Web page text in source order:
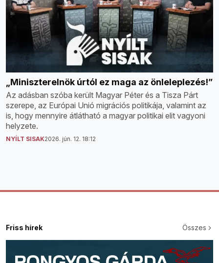
„Miniszterelnök úrtól ez maga az önleleplezés!”
Az adásban szóba került Magyar Péter és a Tisza Párt
szerepe, az Európai Unió migrációs politikája, valamint az
is, hogy mennyire átlátható a magyar politikai elit vagyoni
helyzete.
NYÍLT SISAK2026. jún. 12. 18:12
Friss hírek Összes